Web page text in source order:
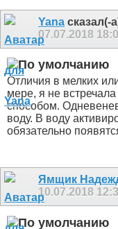
Yana сказал(-
07.07.2018
Отличия в мелких
мере, я не
способом.
воду. В воду
обязательно
Ямщик
10.07.2018